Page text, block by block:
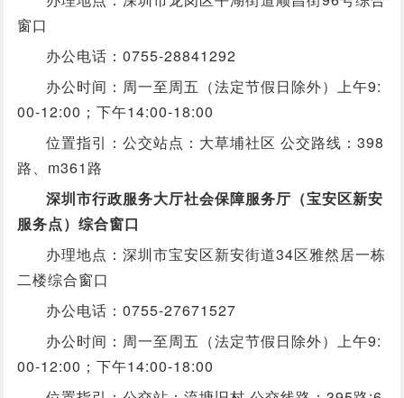
窗口
办公电话：0755-28841292
办公时间：周一至周五（法定节假日除外）上午9:
00-12:00；下午14:00-18:00
位置指引：公交站点：大草埔社区 公交路线：398
路、m361路
深圳市行政服务大厅社会保障服务厅（宝安区新安
服务点）综合窗口
办理地点：深圳市宝安区新安街道34区雅然居一栋
二楼综合窗口
办公电话：0755-27671527
办公时间：周一至周五（法定节假日除外）上午9:
00-12:00；下午14:00-18:00